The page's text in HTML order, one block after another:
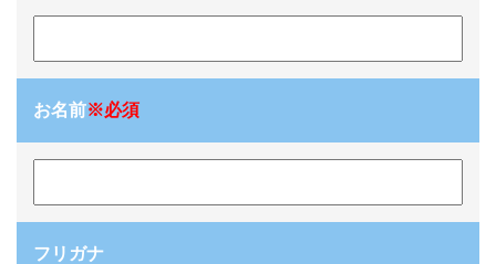
お名前※必須
フリガナ